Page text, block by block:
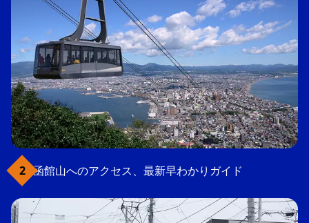
函館山へのアクセス、最新早わかりガイド